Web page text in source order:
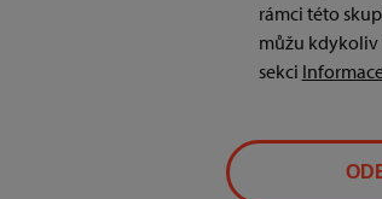
rámci této
můžu kdykoliv
sekci